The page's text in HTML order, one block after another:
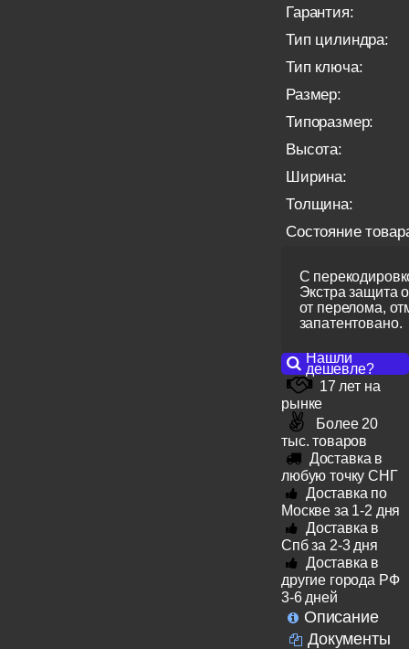
Гарантия:
Тип цилиндра:
Тип ключа:
Размер:
Типоразмер:
Высота:
Ширина:
Толщина:
Состояние
С
Экстра защита
от перелома,
запатентовано.
Нашли
дешевле?
17 лет на
рынке
Более 20
тыс. товаров
Доставка в
любую точку СНГ
Доставка по
Москве за 1-2 дня
Доставка в
Спб за 2-3 дня
Доставка в
другие города РФ
3-6 дней
Описание
Документы